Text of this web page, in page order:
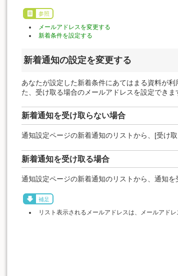
参照
メールアドレスを変更する
新着条件を設定する
新着通知の設定を変更する
あなたが設定した新着条件にあてはまる資料が
た、受け取る場合のメールアドレスを設定できま
新着通知を受け取らない場合
通知設定ページの新着通知のリストから、[受け
新着通知を受け取る場合
通知設定ページの新着通知のリストから、通知
補足
リスト表示されるメールアドレスは、メールアド